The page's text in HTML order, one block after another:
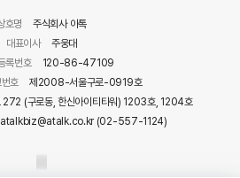
호명
주식회사 아톡
대표이사
주웅대
록번호
120-86-47109
호
제2008-서울구로-0919호
272 (구로동, 한신아이티타워) 1203호, 1204호
atalkbiz@atalk.co.kr (02-557-1124)